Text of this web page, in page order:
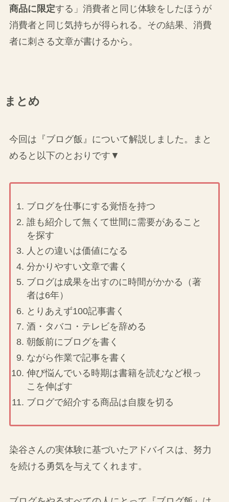
商品に限定する」消費者と同じ体験をしたほうが
消費者と同じ気持ちが得られる。その結果、消費
者に刺さる文章が書けるから。
まとめ
今回は『ブログ飯』について解説しました。まと
めると以下のとおりです▼
ブログを仕事にする覚悟を持つ
誰も紹介して無くて世間に需要があること
を探す
人との違いは価値になる
分かりやすい文章で書く
ブログは成果を出すのに時間がかかる（著
者は6年）
とりあえず100記事書く
酒・タバコ・テレビを辞める
朝飯前にブログを書く
ながら作業で記事を書く
伸び悩んでいる時期は書籍を読むなど根っ
こを伸ばす
ブログで紹介する商品は自腹を切る
染谷さんの実体験に基づいたアドバイスは、努力
を続ける勇気を与えてくれます。